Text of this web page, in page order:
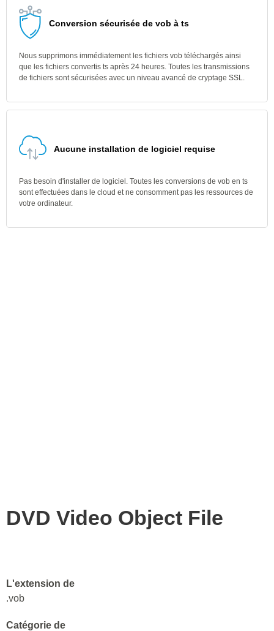
Conversion sécurisée de vob à ts
Nous supprimons immédiatement les fichiers vob téléchargés ainsi
que les fichiers convertis ts après 24 heures. Toutes les transmissions
de fichiers sont sécurisées avec un niveau avancé de cryptage SSL.
Aucune installation de logiciel requise
Pas besoin d'installer de logiciel. Toutes les conversions de vob en ts
sont effectuées dans le cloud et ne consomment pas les ressources de
votre ordinateur.
DVD Video Object File
L'extension de
.vob
Catégorie de